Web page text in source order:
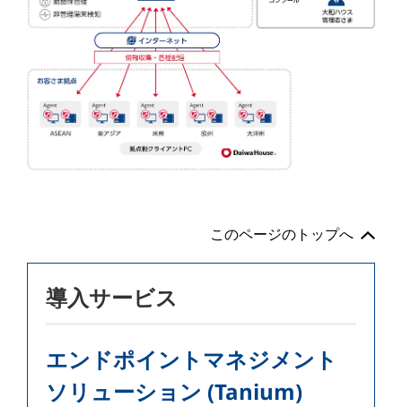
このページのトップへ
導入サービス
エンドポイントマネジメント
ソリューション (Tanium)